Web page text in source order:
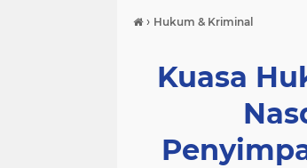
› Hukum & Kriminal
Kuasa